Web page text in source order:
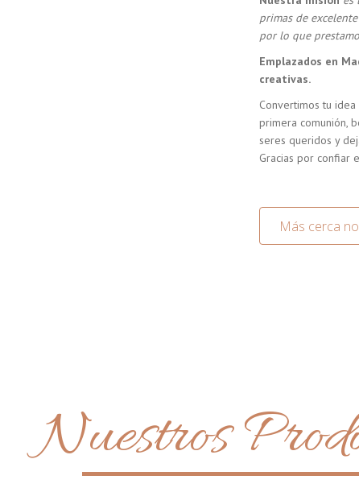
primas de
por lo que
Emplazados en
creativas.
Convertimos tu
primera comunión,
seres queridos y
Gracias por confiar
Más cerca
Nuestros